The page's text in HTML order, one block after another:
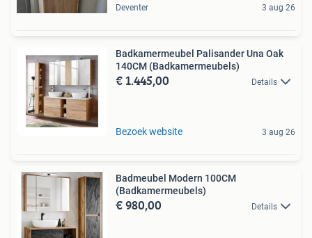
Deventer 3 aug 26
Badkamermeubel Palisander Una Oak
140CM (Badkamermeubels)
€ 1.445,00 Details
Bezoek website 3 aug 26
Badmeubel Modern 100CM
(Badkamermeubels)
€ 980,00 Details